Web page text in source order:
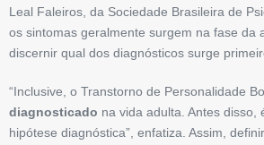
Leal Faleiros, da Sociedade Brasileira de
os sintomas geralmente surgem na fase da
discernir qual dos diagnósticos surge
“Inclusive, o Transtorno de Personalidade
diagnosticado na vida adulta. Antes disso,
hipótese diagnóstica”, enfatiza. Assim,